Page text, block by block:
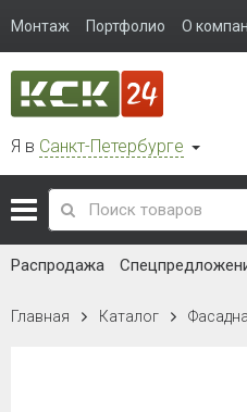
Монтаж Портфолио О
Я в Санкт-Петербурге
Распродажа
Главная Каталог